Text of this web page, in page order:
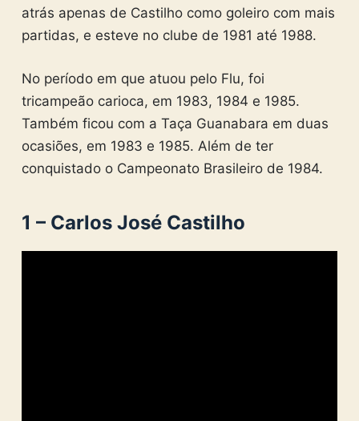
atrás apenas de Castilho como goleiro com mais
partidas, e esteve no clube de 1981 até 1988.
No período em que atuou pelo Flu, foi
tricampeão carioca, em 1983, 1984 e 1985.
Também ficou com a Taça Guanabara em duas
ocasiões, em 1983 e 1985. Além de ter
conquistado o Campeonato Brasileiro de 1984.
1 – Carlos José Castilho